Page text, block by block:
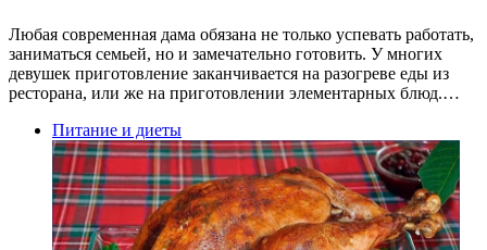
Любая современная дама обязана не только успевать работать,
заниматься семьей, но и замечательно готовить. У многих
девушек приготовление заканчивается на разогреве еды из
ресторана, или же на приготовлении элементарных блюд.…
Питание и диеты